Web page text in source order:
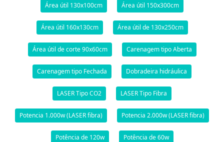
Área útil 130x100cm Área útil 150x300cm
Área útil 160x130cm Área útil de 130x250cm
Área útil de corte 90x60cm Carenagem tipo Aberta
Carenagem tipo Fechada Dobradeira hidráulica
LASER Tipo CO2 LASER Tipo Fibra
Potencia 1.000w (LASER fibra) Potencia 2.000w (LASER fibra)
Potência de 120w Potência de 60w